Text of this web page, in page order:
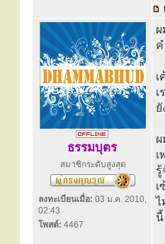
ธรรมบุตร
สมาชิกระดับสูงสุด
ลงทะเบียนเมื่อ: 03 ม.ค. 2010,
02:43
โพสต์: 4467
เ
ไ